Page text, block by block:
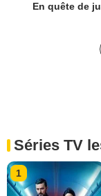
En quête de
Séries TV
1